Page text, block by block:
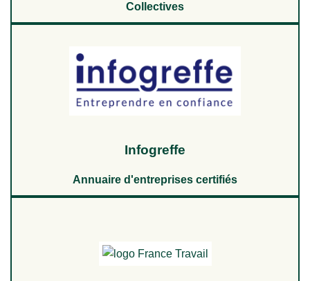
Collectives
Infogreffe
Annuaire d'entreprises certifiés